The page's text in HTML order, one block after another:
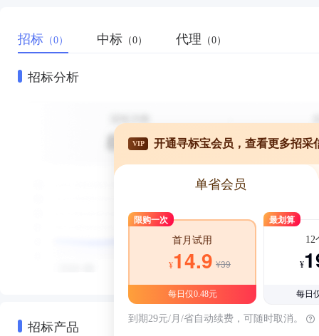
招标 （0） 中标 （0） 代理 （0）
招标分析
招标产品
VIP 开通寻标宝会员，查看更多招采
单省会员
限购一次
首月试用
¥14.9 ¥39
每日仅0.48元
最划算
12
¥
每日
到期29元/月/省自动续费，可随时取消。